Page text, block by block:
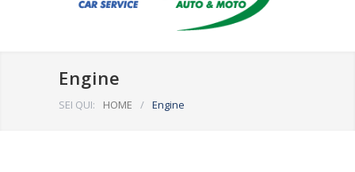
Engine
SEI QUI: HOME / Engine